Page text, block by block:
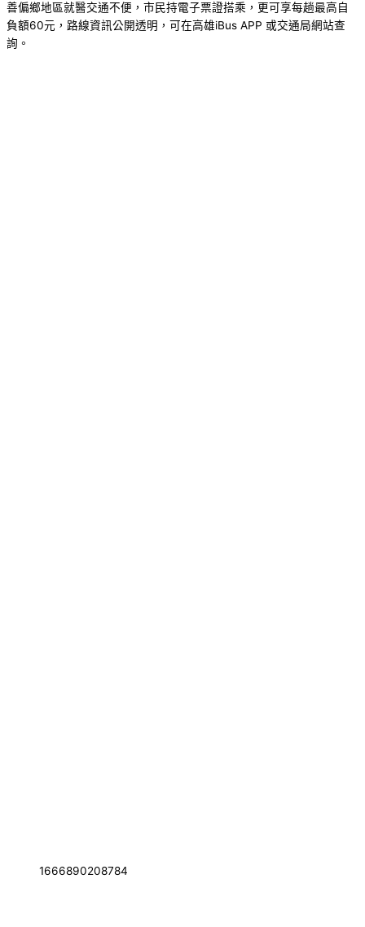
善偏鄉地區就醫交通不便，市民持電子票證搭乘，更可享每趟最高自
負額60元，路線資訊公開透明，可在高雄iBus APP 或交通局網站查
詢。
1666890208784